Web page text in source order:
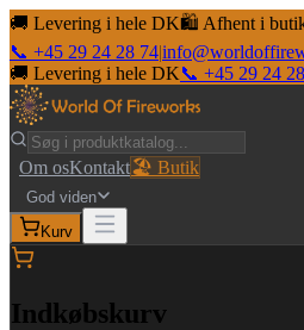
🚚 Levering i hele DK🛍️ Afhent i
📞 +45 29 24 28 74|
🚚 Levering i hele DK📞 +45 29 24
Om osKontakt🏖️ Butik
God viden
Kurv
Indkøbskurv